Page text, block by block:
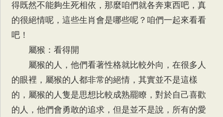
得既然不能夠生死相依，那麼咱們就各奔東西吧，真
的很絕情呢，這些生肖會是哪些呢？咱們一起來看看
吧！
屬猴：看得開
屬猴的人，他們看著性格就比較外向，在很多人
的眼裡，屬猴的人都非常的絕情，其實並不是這樣
的，屬猴的人隻是思想比較成熟罷瞭，對於自己喜歡
的人，他們會勇敢的追求，但是並不是說，所有的愛